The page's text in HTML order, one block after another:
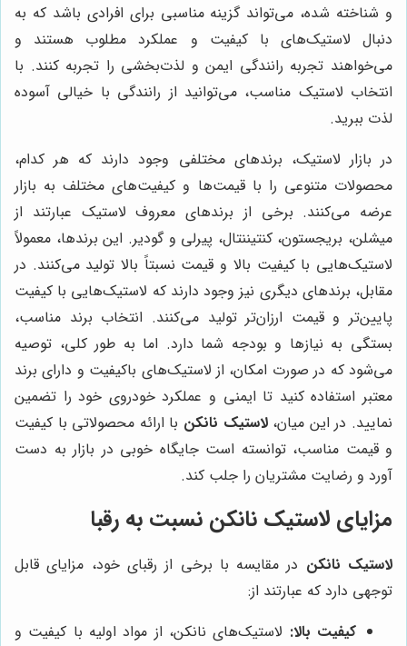
و شناخته شده، می‌تواند گزینه مناسبی برای افرادی باشد که به
دنبال لاستیک‌های با کیفیت و عملکرد مطلوب هستند و
می‌خواهند تجربه رانندگی ایمن و لذت‌بخشی را تجربه کنند. با
انتخاب لاستیک مناسب، می‌توانید از رانندگی با خیالی آسوده
لذت ببرید.
در بازار لاستیک، برندهای مختلفی وجود دارند که هر کدام،
محصولات متنوعی را با قیمت‌ها و کیفیت‌های مختلف به بازار
عرضه می‌کنند. برخی از برندهای معروف لاستیک عبارتند از
میشلن، بریجستون، کنتیننتال، پیرلی و گودیر. این برندها، معمولاً
لاستیک‌هایی با کیفیت بالا و قیمت نسبتاً بالا تولید می‌کنند. در
مقابل، برندهای دیگری نیز وجود دارند که لاستیک‌هایی با کیفیت
پایین‌تر و قیمت ارزان‌تر تولید می‌کنند. انتخاب برند مناسب،
بستگی به نیازها و بودجه شما دارد. اما به طور کلی، توصیه
می‌شود که در صورت امکان، از لاستیک‌های باکیفیت و دارای برند
معتبر استفاده کنید تا ایمنی و عملکرد خودروی خود را تضمین
نمایید. در این میان،لاستیک نانکن با ارائه محصولاتی با کیفیت
و قیمت مناسب، توانسته است جایگاه خوبی در بازار به دست
آورد و رضایت مشتریان را جلب کند.
مزایای لاستیک نانکن نسبت به رقبا
لاستیک نانکن در مقایسه با برخی از رقبای خود، مزایای قابل
توجهی دارد که عبارتند از:
کیفیت بالا: لاستیک‌های نانکن، از مواد اولیه با کیفیت و